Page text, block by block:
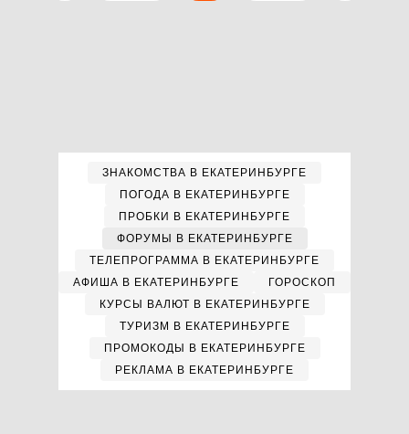
ЗНАКОМСТВА В ЕКАТЕРИНБУРГЕ
ПОГОДА В ЕКАТЕРИНБУРГЕ
ПРОБКИ В ЕКАТЕРИНБУРГЕ
ФОРУМЫ В ЕКАТЕРИНБУРГЕ
ТЕЛЕПРОГРАММА В ЕКАТЕРИНБУРГЕ
АФИША В ЕКАТЕРИНБУРГЕ
ГОРОСКОП
КУРСЫ ВАЛЮТ В ЕКАТЕРИНБУРГЕ
ТУРИЗМ В ЕКАТЕРИНБУРГЕ
ПРОМОКОДЫ В ЕКАТЕРИНБУРГЕ
РЕКЛАМА В ЕКАТЕРИНБУРГЕ